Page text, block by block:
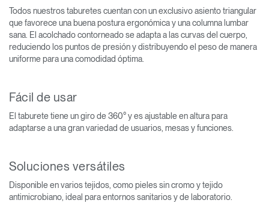
Todos nuestros taburetes cuentan con un exclusivo asiento triangular
que favorece una buena postura ergonómica y una columna lumbar
sana. El acolchado contorneado se adapta a las curvas del cuerpo,
reduciendo los puntos de presión y distribuyendo el peso de manera
uniforme para una comodidad óptima.
Fácil de usar
El taburete tiene un giro de 360° y es ajustable en altura para
adaptarse a una gran variedad de usuarios, mesas y funciones.
Soluciones versátiles
Disponible en varios tejidos, como pieles sin cromo y tejido
antimicrobiano, ideal para entornos sanitarios y de laboratorio.